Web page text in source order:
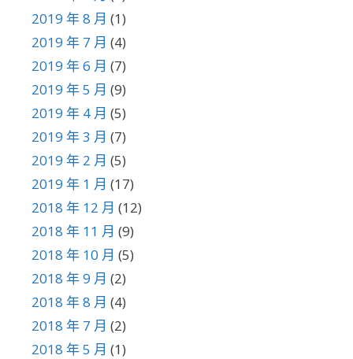
2019 年 8 月 (1)
2019 年 7 月 (4)
2019 年 6 月 (7)
2019 年 5 月 (9)
2019 年 4 月 (5)
2019 年 3 月 (7)
2019 年 2 月 (5)
2019 年 1 月 (17)
2018 年 12 月 (12)
2018 年 11 月 (9)
2018 年 10 月 (5)
2018 年 9 月 (2)
2018 年 8 月 (4)
2018 年 7 月 (2)
2018 年 5 月 (1)